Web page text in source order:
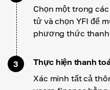
Chọn một trong
tử và chọn YFI để
phương thức
3
Thực hiện thanh
Xác minh tất cả